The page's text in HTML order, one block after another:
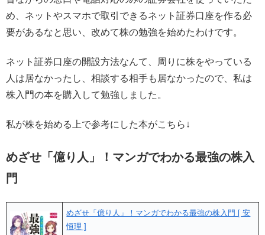
め、ネットやスマホで取引できるネット証券口座を作る必
要があるなと思い、改めて株の勉強を始めたわけです。
ネット証券口座の開設方法なんて、周りに株をやっている
人は居なかったし、相談する相手も居なかったので、私は
株入門の本を購入して勉強しました。
私が株を始める上で参考にした本がこちら↓
めざせ「億り人」！マンガでわかる最強の株入
門
めざせ「億り人」！マンガでわかる最強の株入門 [ 安
恒理 ]